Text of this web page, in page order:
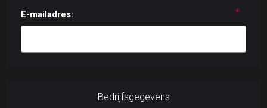
E-mailadres: *
Bedrijfsgegevens